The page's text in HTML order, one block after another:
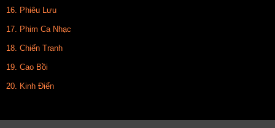
16. Phiêu Lưu
17. Phim Ca Nhạc
18. Chiến Tranh
19. Cao Bồi
20. Kinh Điển